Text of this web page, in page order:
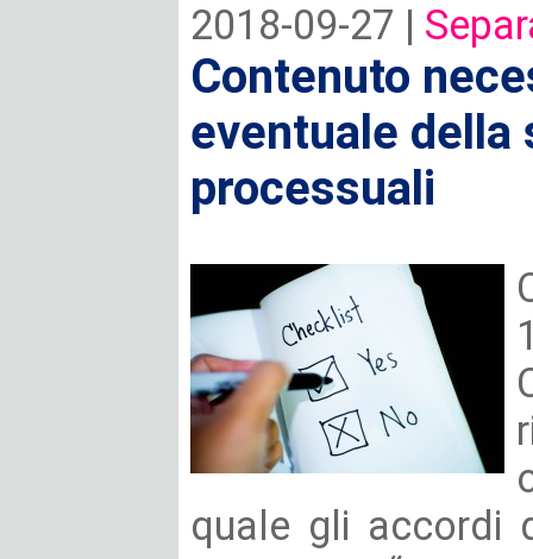
2018-09-27 |
Contenuto
eventuale della
processuali
quale gli accordi